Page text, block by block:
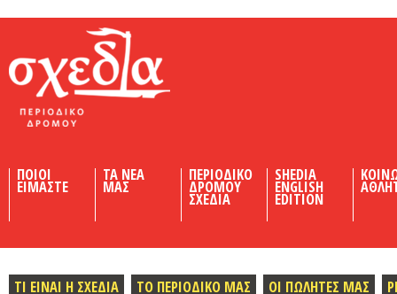
ΠΟΙΟΙ
ΕΙΜΑΣΤΕ
ΤΑ ΝΕΑ
ΜΑΣ
ΠΕΡΙΟΔΙΚΟ
ΔΡΟΜΟΥ
ΣΧΕΔΙΑ
SHEDIA
ENGLISH
EDITION
ΤΙ ΕΙΝΑΙ Η ΣΧΕΔΙΑ ΤΟ ΠΕΡΙΟΔΙΚΟ ΜΑΣ ΟΙ ΠΩΛΗΤΕΣ ΜΑΣ